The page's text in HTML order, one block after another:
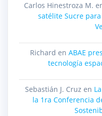
Carlos Hinestroza M.
satélite Sucre
Richard en ABAE
tecnología
Sebastián J. Cruz en
la 1ra Conferencia